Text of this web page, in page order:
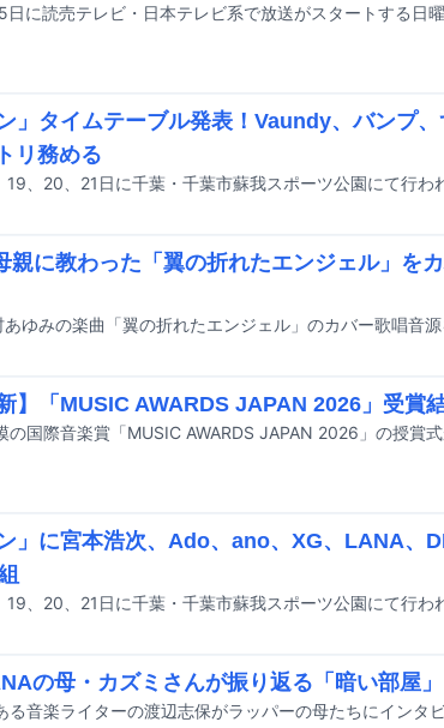
」タイムテーブル発表！Vaundy、バンプ、
リ務める
親に教わった「翼の折れたエンジェル」を
】「MUSIC AWARDS JAPAN 2026」受賞
ン」に宮本浩次、Ado、ano、XG、LANA、
の母・カズミさんが振り返る「暗い部屋」